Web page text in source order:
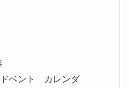
ベント カレンダ